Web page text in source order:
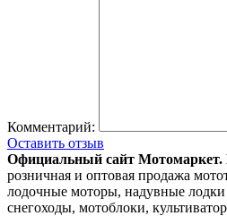
Комментарий:
Оставить отзыв
Официальный сайт Мотомаркет.
розничная и оптовая продажа
лодочные моторы, надувные
снегоходы, мотоблоки,